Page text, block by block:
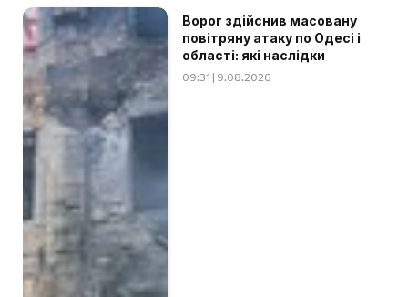
Ворог здійснив масовану
повітряну атаку по Одесі і
області: які наслідки
09:31 | 9.08.2026